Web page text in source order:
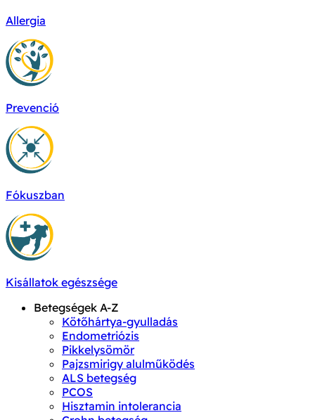
Allergia
Prevenció
Fókuszban
Kisállatok egészsége
Betegségek A-Z
Kötőhártya-gyulladás
Endometriózis
Pikkelysömör
Pajzsmirigy alulműködés
ALS betegség
PCOS
Hisztamin intolerancia